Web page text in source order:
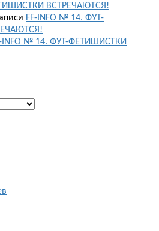
ВСТРЕЧАЮТСЯ!
FF-INFO № 14. ФУТ-
INFO № 14. ФУТ-ФЕТИШИСТКИ